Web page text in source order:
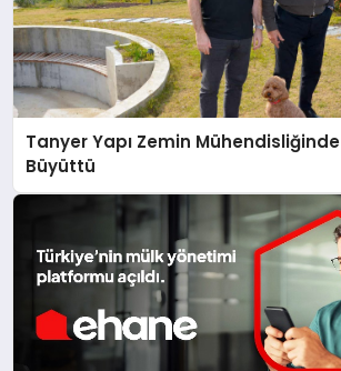
Tanyer Yapı Zemin
Büyüttü